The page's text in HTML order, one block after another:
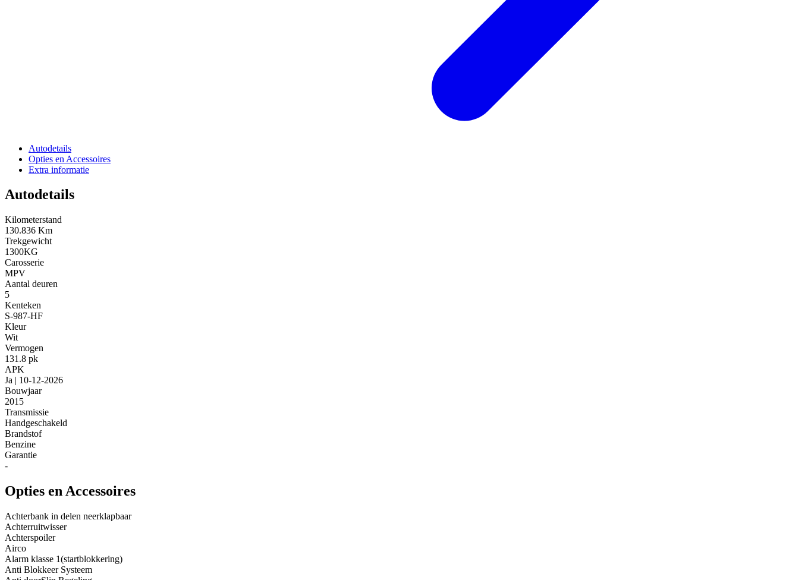
Autodetails
Opties en Accessoires
Extra informatie
Autodetails
Kilometerstand
130.836 Km
Trekgewicht
1300KG
Carosserie
MPV
Aantal deuren
5
Kenteken
S-987-HF
Kleur
Wit
Vermogen
131.8 pk
APK
Ja | 10-12-2026
Bouwjaar
2015
Transmissie
Handgeschakeld
Brandstof
Benzine
Garantie
-
Opties en Accessoires
Achterbank in delen neerklapbaar
Achterruitwisser
Achterspoiler
Airco
Alarm klasse 1(startblokkering)
Anti Blokkeer Systeem